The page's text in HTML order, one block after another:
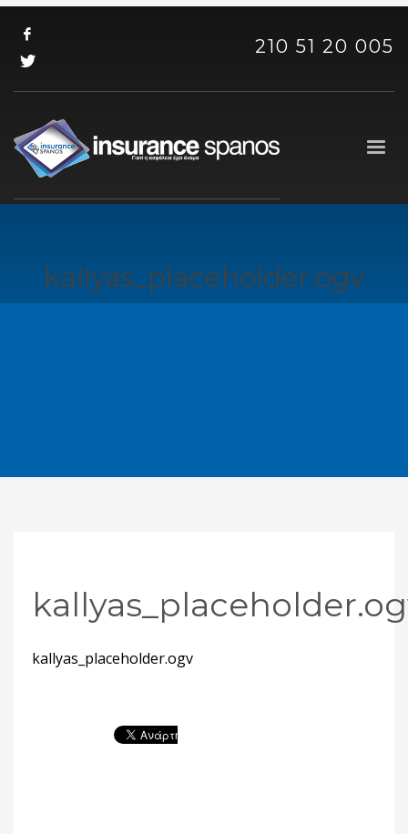
210 51 20 005
kallyas_placeholder.ogv
kallyas_placeholder.ogv